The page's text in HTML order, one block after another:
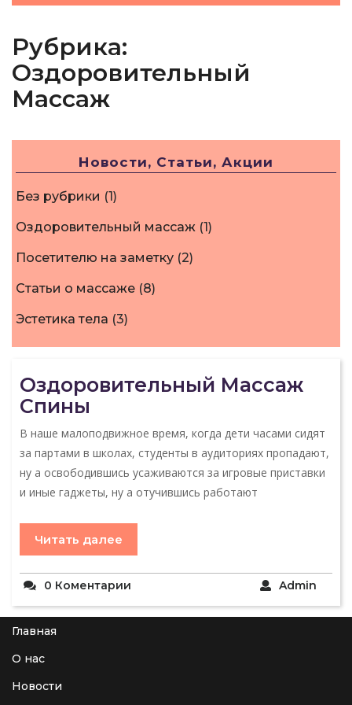
Рубрика:
Оздоровительный
Массаж
Новости, Статьи, Акции
Без рубрики (1)
Оздоровительный массаж (1)
Посетителю на заметку (2)
Статьи о массаже (8)
Эстетика тела (3)
Оздоровительный Массаж
Спины
В наше малоподвижное время, когда дети часами сидят
за партами в школах, студенты в аудиториях пропадают,
ну а освободившись усаживаются за игровые приставки
и иные гаджеты, ну а отучившись работают
Читать далее
Admin
0 Коментарии
Главная
О нас
Новости